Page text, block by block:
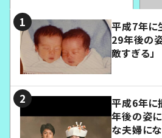
平成7年に
29年後の
敵すぎる」
平成6年に
年後の姿に
な夫婦にな